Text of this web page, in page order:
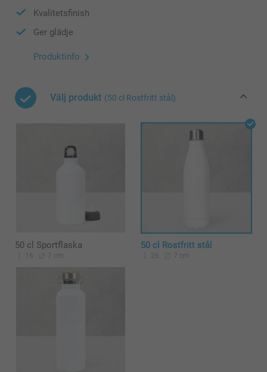
Kvalitetsfinish
Ger glädje
Produktinfo
Välj produkt (50 cl Rostfritt stål)
50 cl Sportflaska
16 7 cm
50 cl Rostfritt stål
26 7 cm